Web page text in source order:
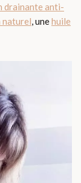
drainante anti-
naturel, unehuile